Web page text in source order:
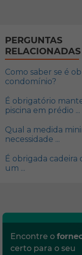
PERGUNTAS
RELACIONADAS
Como saber se é
condomínio?
É obrigatório
piscina em prédio ...
Qual a medida
necessidade ...
É obrigada cadeira
um ...
Encontre o
certo para o seu